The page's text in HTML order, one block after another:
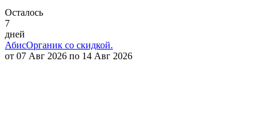
Осталось
7
дней
АбисОрганик со скидкой.
от 07 Авг 2026 по 14 Авг 2026